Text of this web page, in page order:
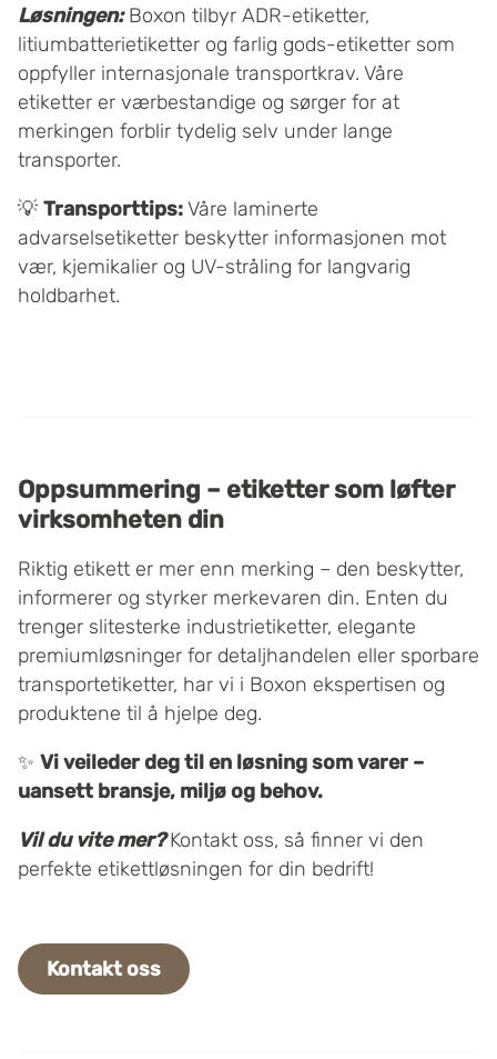
Løsningen:Boxon tilbyr ADR-etiketter,
litiumbatterietiketter og farlig gods-etiketter som
oppfyller internasjonale transportkrav. Våre
etiketter er værbestandige og sørger for at
merkingen forblir tydelig selv under lange
transporter.
💡 Transporttips:Våre laminerte
advarselsetiketter beskytter informasjonen mot
vær, kjemikalier og UV-stråling for langvarig
holdbarhet.
Oppsummering – etiketter som løfter
virksomheten din
Riktig etikett er mer enn merking – den beskytter,
informerer og styrker merkevaren din. Enten du
trenger slitesterke industrietiketter, elegante
premiumløsninger for detaljhandelen eller sporbare
transportetiketter, har vi i Boxon ekspertisen og
produktene til å hjelpe deg.
✨ Vi veileder deg til en løsning som varer –
uansett bransje, miljø og behov.
Vil du vite mer? Kontakt oss, så finner vi den
perfekte etikettløsningen for din bedrift!
Kontakt oss